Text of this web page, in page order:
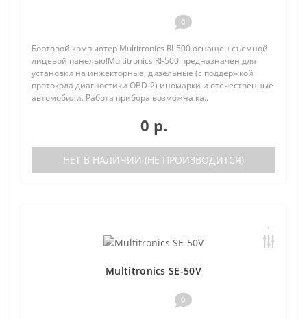
0
Бортовой компьютер Multitronics RI-500 оснащен съемной
лицевой панелью!Multitronics RI-500 предназначен для
установки на инжекторные, дизельные (с поддержкой
протокола диагностики OBD-2) иномарки и отечественные
автомобили. Работа прибора возможна ка..
0 р.
НЕТ В НАЛИЧИИ (НЕ ПРОИЗВОДИТСЯ)
Multitronics SE-50V
0